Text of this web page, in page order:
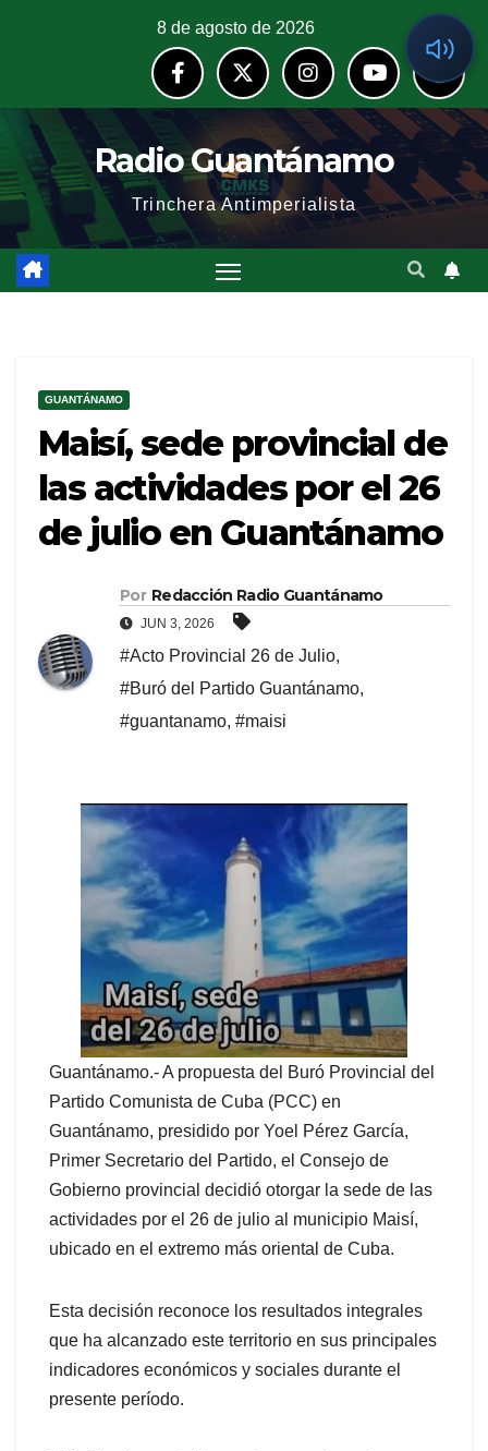
8 de agosto de 2026
Radio Guantánamo
Trinchera Antimperialista
GUANTÁNAMO
Maisí, sede provincial de
las actividades por el 26
de julio en Guantánamo
Por Redacción Radio Guantánamo
JUN 3, 2026
#Acto Provincial 26 de Julio,
#Buró del Partido Guantánamo,
#guantanamo, #maisi
Guantánamo.- A propuesta del Buró Provincial del
Partido Comunista de Cuba (PCC) en
Guantánamo, presidido por Yoel Pérez García,
Primer Secretario del Partido, el Consejo de
Gobierno provincial decidió otorgar la sede de las
actividades por el 26 de julio al municipio Maisí,
ubicado en el extremo más oriental de Cuba.
Esta decisión reconoce los resultados integrales
que ha alcanzado este territorio en sus principales
indicadores económicos y sociales durante el
presente período.